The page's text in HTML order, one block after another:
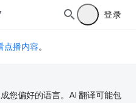
登录
点播内容。
您偏好的语言。AI 翻译可能包